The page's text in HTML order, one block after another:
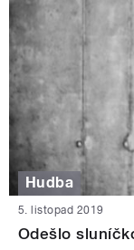
Hudba
5. listopad 2019
Odešlo